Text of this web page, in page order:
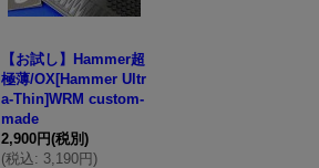
【お試し】Hammer超
極薄/OX[Hammer Ultr
a-Thin]WRM custom-
made
2,900円(税別)
(税込: 3,190円)